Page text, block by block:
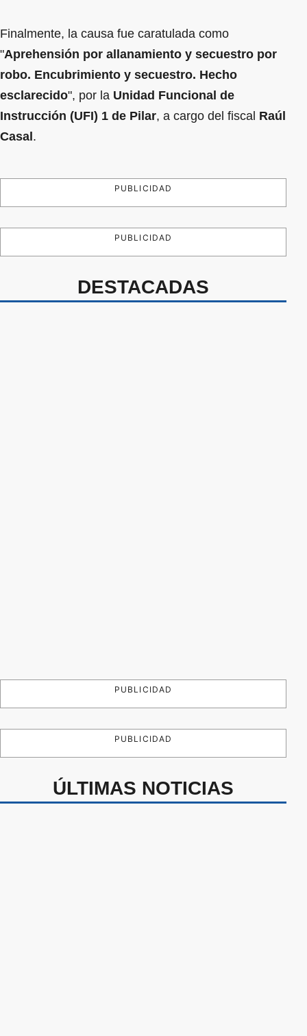
Finalmente, la causa fue caratulada como
"Aprehensión por allanamiento y secuestro por
robo. Encubrimiento y secuestro. Hecho
esclarecido", por la Unidad Funcional de
Instrucción (UFI) 1 de Pilar, a cargo del fiscal Raúl
Casal .
PUBLICIDAD
PUBLICIDAD
DESTACADAS
PUBLICIDAD
PUBLICIDAD
ÚLTIMAS NOTICIAS